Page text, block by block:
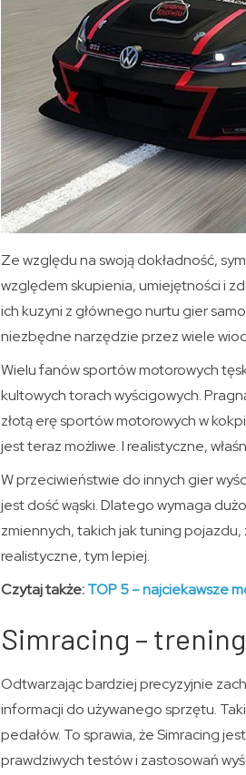
Ze względu na swoją dokładność,
względem skupienia, umiejętności i
ich kuzyni z głównego nurtu gier
niezbędne narzędzie przez wiele
Wielu fanów sportów motorowych
kultowych torach wyścigowych.
złotą erę sportów motorowych w
jest teraz możliwe. I realistyczne,
W przeciwieństwie do innych gier
jest dość wąski. Dlatego wymaga
zmiennych, takich jak tuning pojazdu,
realistyczne, tym lepiej.
Czytaj także:TOP 5 – najciekawsze
Simracing –
Odtwarzając bardziej precyzyjnie
informacji do używanego sprzętu.
pedałów. To sprawia, że ​​Simracing
prawdziwych testów i zastosowań